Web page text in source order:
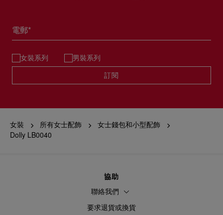
電郵*
女裝系列 男裝系列
訂閱
女裝 所有女士配飾
女士錢包和小型配飾
Dolly LB0040
協助
聯絡我們
要求退貨或換貨